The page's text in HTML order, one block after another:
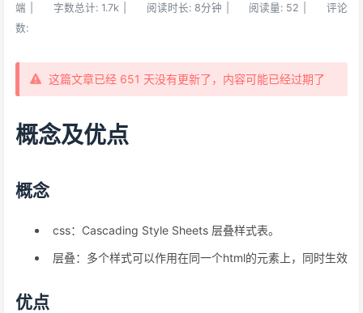
端
字数总计: 1.7k 阅读时长: 8分钟 阅读量: 52
评论
数:
这篇文章已经 651 天没有更新了，内容可能已经过期了
概念及优点
概念
css：Cascading Style Sheets 层叠样式表。
层叠：多个样式可以作用在同一个html的元素上，同时生效
优点